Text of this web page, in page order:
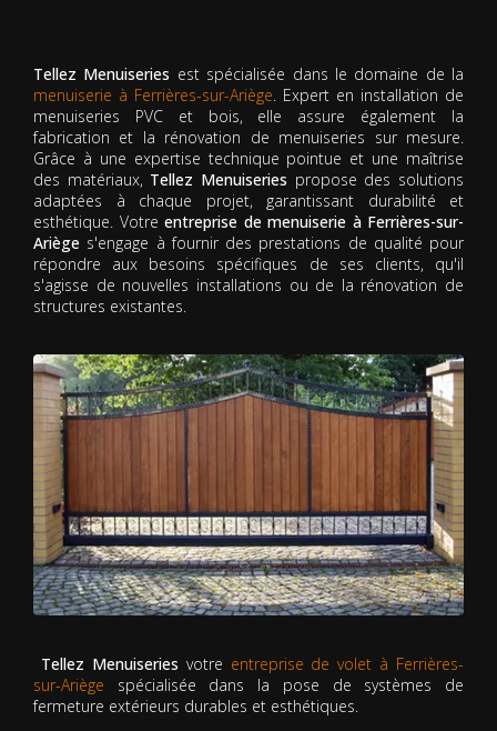
Tellez Menuiseries est spécialisée dans le domaine de la
menuiserie à Ferrières-sur-Ariège. Expert en installation de
menuiseries PVC et bois, elle assure également la
fabrication et la rénovation de menuiseries sur mesure.
Grâce à une expertise technique pointue et une maîtrise
des matériaux, Tellez Menuiseries propose des solutions
adaptées à chaque projet, garantissant durabilité et
esthétique. Votre entreprise de menuiserie à Ferrières-sur-
Ariège s'engage à fournir des prestations de qualité pour
répondre aux besoins spécifiques de ses clients, qu'il
s'agisse de nouvelles installations ou de la rénovation de
structures existantes.
Tellez Menuiseries votre entreprise de volet à Ferrières-
sur-Ariège spécialisée dans la pose de systèmes de
fermeture extérieurs durables et esthétiques.